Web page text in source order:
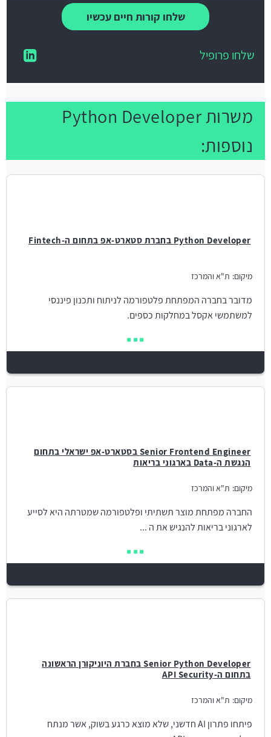
שלחו קורות חיים עכשיו
שלחו פרופיל
משרות Python Developer
נוספות:
Python Developer בחברת סטארט-אפ בתחום ה-Fintech
מיקום: ת"א והמרכז
מדובר בחברה המפתחת פלטפורמה לניתוח ותכנון פיננסי
למשתמשי אקסל במחלקות כספים.
Senior Frontend Engineer בסטארט-אפ ישראלי בתחום
הנגשת ה-Data בארגוני בריאות
מיקום: ת"א והמרכז
החברה מפתחת מוצר תשתיתי ופלטפורמה שמטרתה היא לסייע
לארגוני בריאות להנגיש את ה ...
Senior Python Developer בחברת היוניקורן הראשונה
בתחום ה-API Security
מיקום: ת"א והמרכז
פיתחו פתרון AI חדשני, שלא מוצא כרגע בשוק, אשר מנתח